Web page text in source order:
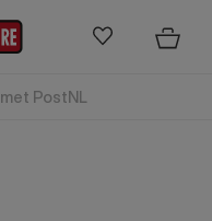
met PostNL